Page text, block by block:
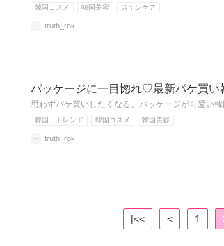
韓国コスメ 韓国美容 スキンケア
truth_rok
パッケージに一目惚れ♡最新パケ買い
思わずパケ買いしたくなる、パッケージが可愛い
韓国 トレンド 韓国コスメ 韓国美容
truth_rok
|<< < 1